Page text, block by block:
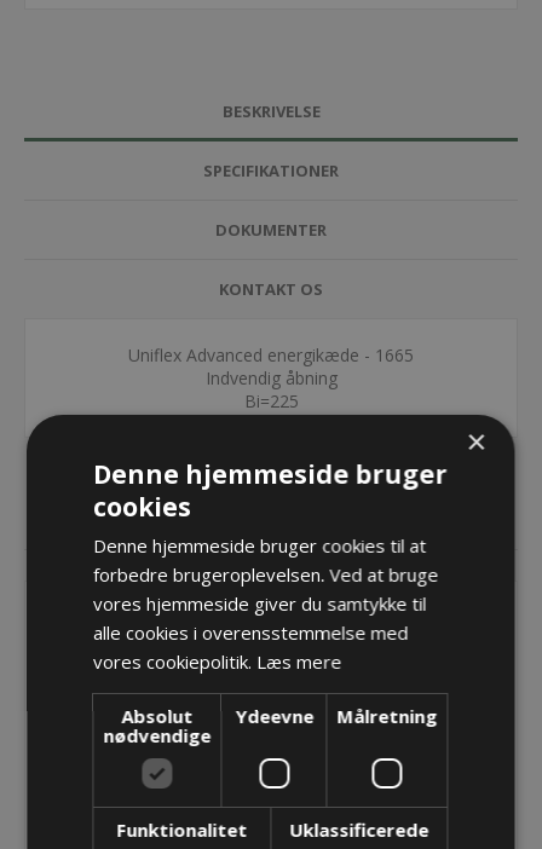
BESKRIVELSE
SPECIFIKATIONER
DOKUMENTER
KONTAKT OS
Uniflex Advanced energikæde - 1665
Indvendig åbning
Bi=225
RELATEREDE PRODUKTER
×
Denne hjemmeside bruger
cookies
Denne hjemmeside bruger cookies til at
forbedre brugeroplevelsen. Ved at bruge
vores hjemmeside giver du samtykke til
alle cookies i overensstemmelse med
vores cookiepolitik. Læs mere
Absolut
nødvendige
Ydeevne Målretning
Funktionalitet Uklassificerede